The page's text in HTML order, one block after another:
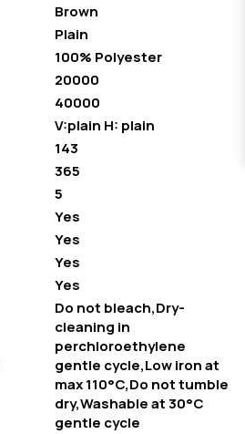
Brown
Plain
100% Polyester
20000
40000
V:plain H: plain
143
365
5
Yes
Yes
Yes
Yes
Do not bleach,Dry-
cleaning in
perchloroethylene
gentle cycle,Low iron at
max 110°C,Do not tumble
dry,Washable at 30°C
gentle cycle